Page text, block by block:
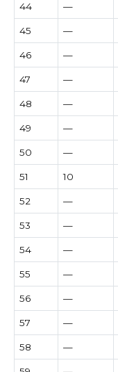
44 —
45 —
46 —
47 —
48 —
49 —
50 —
51 10
52 —
53 —
54 —
55 —
56 —
57 —
58 —